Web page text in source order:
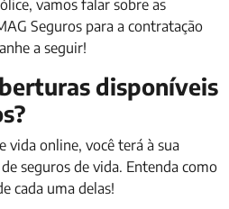
vamos falar sobre as
Seguros para a contratação
a seguir!
disponíveis
vida online, você terá à sua
seguros de vida. Entenda como
cada uma delas!